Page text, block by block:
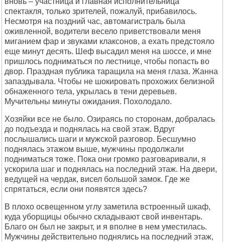
спектакля, только зрителей, пожалуй, прибавилось.
Несмотря на поздний час, автомагистраль была
оживленной, водители весело приветствовали меня
миганием фар и звуками клаксонов, а ехать предстояло
еще минут десять. Шеф высадил меня на шоссе, и мне
пришлось подниматься по лестнице, чтобы попасть во
двор. Праздная публика таращила на меня глаза. Жанна
запаздывала. Чтобы не шокировать прохожих белизной
обнаженного тела, укрылась в тени деревьев.
Мучительны минуты ожидания. Похолодало.
Хозяйки все не было. Озираясь по сторонам, добралась
до подъезда и поднялась на свой этаж. Вдруг
послышались шаги и мужской разговор. Бесшумно
поднялась этажом выше, мужчины продолжали
подниматься тоже. Пока они громко разговаривали, я
ускорила шаг и поднялась на последний этаж. На двери,
ведущей на чердак, висел большой замок. Где же
спрятаться, если они появятся здесь?
В плохо освещенном углу заметила встроенный шкаф,
куда уборщицы обычно складывают свой инвентарь.
Благо он был не закрыт, и я вполне в нем уместилась.
Мужчины действительно поднялись на последний этаж,